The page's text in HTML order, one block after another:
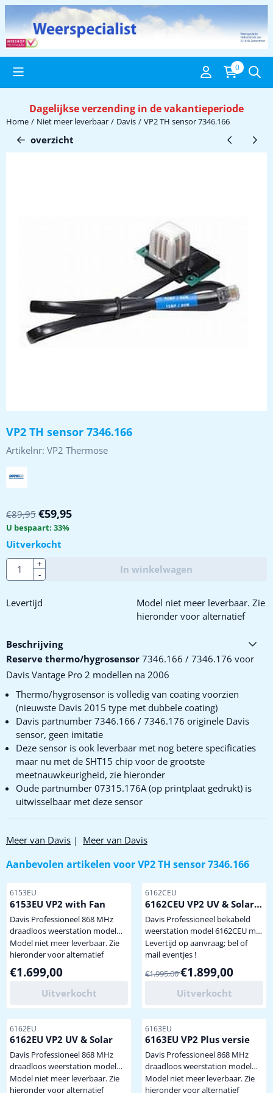
Cookievoorkeuren zijn beschikbaar. Kies instellingen of sta alle
0
Dagelijkse verzending in de vakantieperiode
Home / Niet meer leverbaar / Davis / VP2 TH sensor 7346.166
overzicht
VP2 TH sensor 7346.166
Artikelnr: VP2 Thermose
€89,95 €59,95
U bespaart: 33%
Uitverkocht
Aantal
+
-
In winkelwagen
Levertijd
Model niet meer leverbaar. Zie
hieronder voor alternatief
Beschrijving
Reserve thermo/hygrosensor 7346.166 / 7346.176 voor
Davis Vantage Pro 2 modellen na 2006
Thermo/hygrosensor is volledig van coating voorzien
(nieuwste Davis 2015 type met dubbele coating)
Davis partnumber 7346.166 / 7346.176 originele Davis
sensor, geen imitatie
Deze sensor is ook leverbaar met nog betere specificaties
maar nu met de SHT15 chip voor de grootste
meetnauwkeurigheid, zie hieronder
Oude partnumber 07315.176A (op printplaat gedrukt) is
uitwisselbaar met deze sensor
Meer van Davis | Meer van Davis
Aanbevolen artikelen voorVP2 TH sensor 7346.166
Artikelnummer
6153EU
6153EU VP2 with Fan
Davis Professioneel 868 MHz
draadloos weerstation model
6153EU met 24 uurs ventilator
voor zeer nauwkeurige meting
van temperatuur en
luchtvochtigheid. Inclusief
regen- en nieuwste 2021 model
windmeter inclusief verzending
inclusief console/display
afmeting console, incl. antenne
(h x b x d): 15,5 x 26,5 x 4 cm
inclusief alle Ned...
Model niet meer leverbaar. Zie
hieronder voor alternatief
Prijs: 1 699,00
€1.699,00
Uitverkocht
Artikelnummer
6162CEU
6162CEU VP2 UV & Solar
bekabeld
Davis Professioneel bekabeld
weerstation model 6162CEU met
UV en Solar sensor . Voor
nauwkeurige meting van wind,
neerslag, temperatuur,
luchtvochtigheid. inclusief
verzending binnen Nederland
inclusief console/display
afmeting display (h x b x d): 155
x 265 x 40 mm inclusief alle
Nederlandstalige handleidingen
AeroCone regenmeter specifi...
Levertijd op aanvraag; bel of
mail eventjes !
Van 1 995,00 voor 1 899,00
€1.995,00€1.899,00
Uitverkocht
Artikelnummer
6162EU
6162EU VP2 UV & Solar
Davis Professioneel 868 MHz
draadloos weerstation model
6162EU met UV en Solar sensor .
Voor nauwkeurige meting van
Model niet meer leverbaar. Zie
hieronder voor alternatief
Artikelnummer
6163EU
6163EU VP2 Plus versie
Davis Professioneel 868 MHz
draadloos weerstation model
6163EU met UV, Solar sensor en
24 uurs ventilator . Meest
Model niet meer leverbaar. Zie
hieronder voor alternatief